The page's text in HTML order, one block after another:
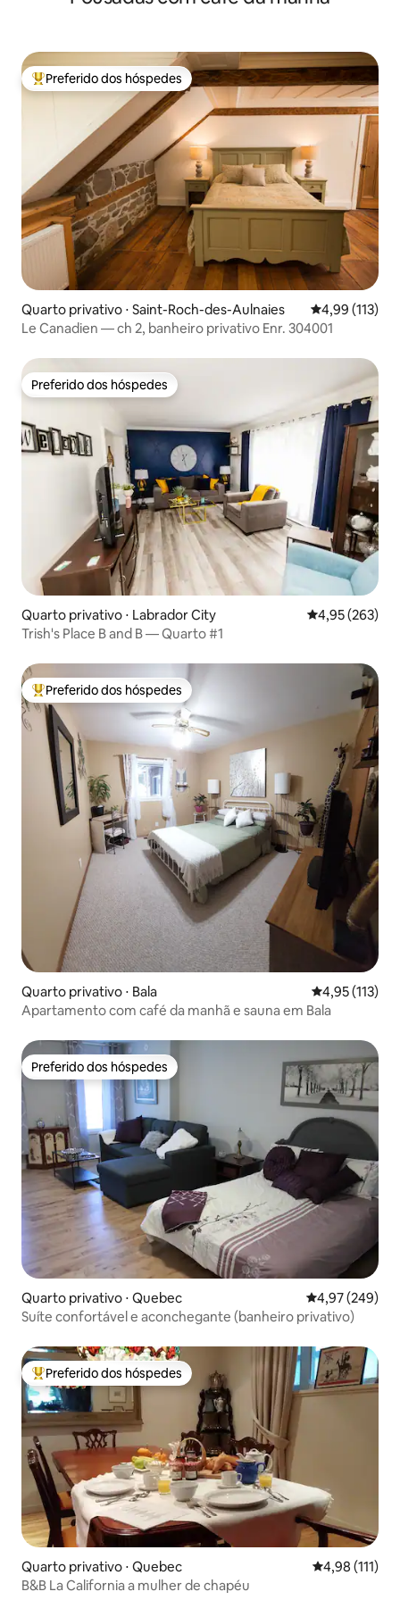
Entre os melhores preferidos dos hóspedes
Preferido dos hóspedes
Quarto privativo ⋅ Saint-Roch-des-Aulnaies 4,99 de uma
4,99 (113)
Le Canadien — ch 2, banheiro privativo Enr. 304001
Preferido dos hóspedes
Preferido dos hóspedes
Quarto privativo ⋅ Labrador City 4,95 de uma
4,95 (263)
Trish's Place B and B — Quarto #1
Entre os melhores preferidos dos hóspedes
Preferido dos hóspedes
Quarto privativo ⋅ Bala 4,95 de uma
4,95 (113)
Apartamento com café da manhã e sauna em Bala
Preferido dos hóspedes
Preferido dos hóspedes
Quarto privativo ⋅ Quebec 4,97 de uma
4,97 (249)
Suíte confortável e aconchegante (banheiro privativo)
Entre os melhores preferidos dos hóspedes
Preferido dos hóspedes
Quarto privativo ⋅ Quebec 4,98 de uma
4,98 (111)
B&B La California a mulher de chapéu